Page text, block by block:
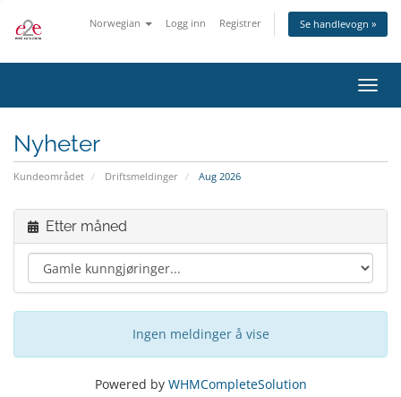
Norwegian Logg inn Registrer Se handlevogn »
Bytt
Nyheter
Kundeområdet Driftsmeldinger Aug 2026
Etter måned
Ingen meldinger å vise
Powered by WHMCompleteSolution